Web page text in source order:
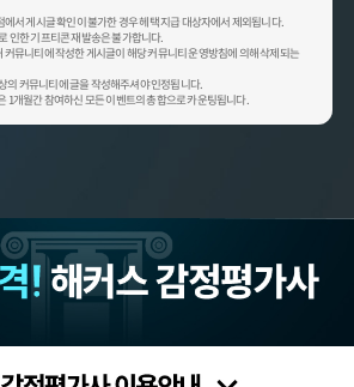
에서 게시글 확인이 불가한 경우 헤택 지급 대상자에서 제외됩니다.
인한 기프티콘 재발송은 불가합니다.
커뮤니티에 작성한 게시글이 해당 커뮤니티 운영방침에 의해 삭제되는
의 커뮤니티에 글을 작성해주셔야 인정됩니다.
1개월간 참여하신 모든 이벤트의 총합으로 카운팅됩니다.